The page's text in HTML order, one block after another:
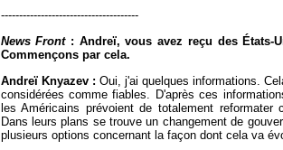
--------------------------------------
News Front : Andreï, vous avez reçu des États-
Commençons par cela.
AndreïKnyazev : Oui, j'ai quelques informations.
considérées comme fiables. D'après ces
les Américains prévoient de totalement reformater
Dans leurs plans se trouve un changement de
plusieurs options concernant la façon dont cela va